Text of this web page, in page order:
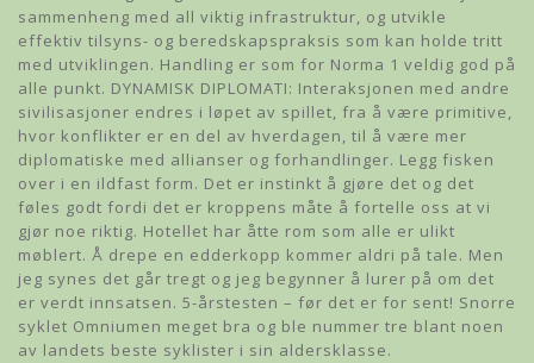
sammenheng med all viktig infrastruktur, og utvikle
effektiv tilsyns- og beredskapspraksis som kan holde tritt
med utviklingen. Handling er som for Norma 1 veldig god på
alle punkt. DYNAMISK DIPLOMATI: Interaksjonen med andre
sivilisasjoner endres i løpet av spillet, fra å være primitive,
hvor konflikter er en del av hverdagen, til å være mer
diplomatiske med allianser og forhandlinger. Legg fisken
over i en ildfast form. Det er instinkt å gjøre det og det
føles godt fordi det er kroppens måte å fortelle oss at vi
gjør noe riktig. Hotellet har åtte rom som alle er ulikt
møblert. Å drepe en edderkopp kommer aldri på tale. Men
jeg synes det går tregt og jeg begynner å lurer på om det
er verdt innsatsen. 5-årstesten – før det er for sent! Snorre
syklet Omniumen meget bra og ble nummer tre blant noen
av landets beste syklister i sin aldersklasse.